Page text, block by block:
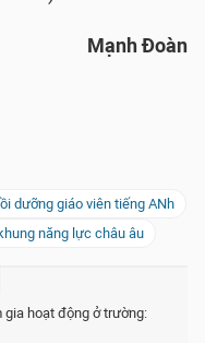
Mạnh Đoàn
dưỡng giáo viên tiếng ANh
năng lực châu âu
gia hoạt động ở trường: